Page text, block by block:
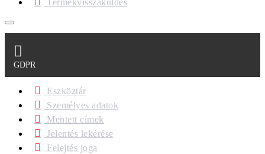
Termékvisszaküldés
GDPR
Eszköztár
Személyes adatok
Mentett címek
Jelentés lekérése
Felejtés joga